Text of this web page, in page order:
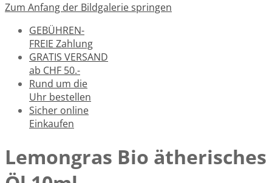
Zum Anfang der Bildgalerie springen
GEBÜHREN-
FREIE Zahlung
GRATIS VERSAND
ab CHF 50.-
Rund um die
Uhr bestellen
Sicher online
Einkaufen
Lemongras Bio ätherisches